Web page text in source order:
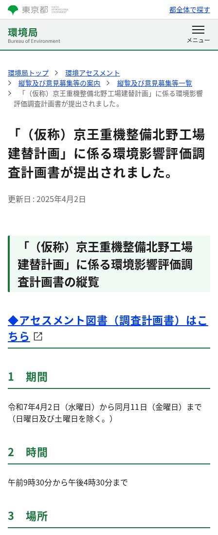
都全体で探す
環境局トップ
環境アセスメント
縦覧及び意見募集等の案内
縦覧及び意見募集等一覧
「（仮称）京王重機整備北野工場建替計画」に係る環境影響
評価調査計画書が提出されました。
「（仮称）京王重機整備北野工場
建替計画」に係る環境影響評価調
査計画書が提出されました。
更新日 2025年4月2日
「（仮称）京王重機整備北野工場
建替計画」に係る環境影響評価調
査計画書の縦覧
◆アセスメント図書（調査計画書）はこ
ちら
1 期間
令和7年4月2日（水曜日）から同月11日（金曜日）まで
（日曜日及び土曜日を除く。）
2 時間
午前9時30分から午後4時30分まで
3 場所